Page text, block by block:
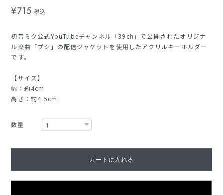
¥715 税込
初音ミク公式YouTubeチャンネル「39ch」で公開されたオリジナ
ル楽曲「プシ」の配信ジャケットを使用したアクリルキーホルダー
です。
【サイズ】
幅：約4cm
高さ：約4.5cm
数量
カートに入れる